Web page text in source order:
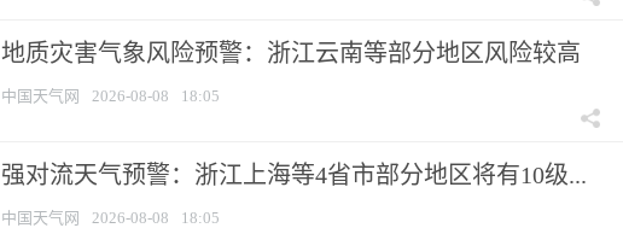
地质灾害气象风险预警：浙江云南等部分地区风险较高
中国天气网 2026-08-08 18:05
强对流天气预警：浙江上海等4省市部分地区将有10级...
中国天气网 2026-08-08 18:05